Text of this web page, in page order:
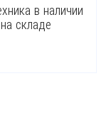
в наличии
на складе